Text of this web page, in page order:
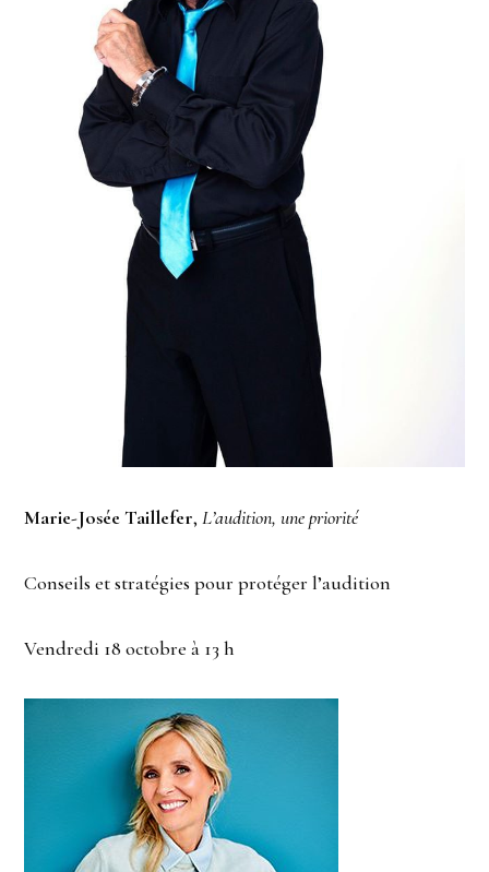
Marie-Josée Taillefer,L’audition, une priorité
Conseils et stratégies pour protéger l’audition
Vendredi 18 octobre à 13 h